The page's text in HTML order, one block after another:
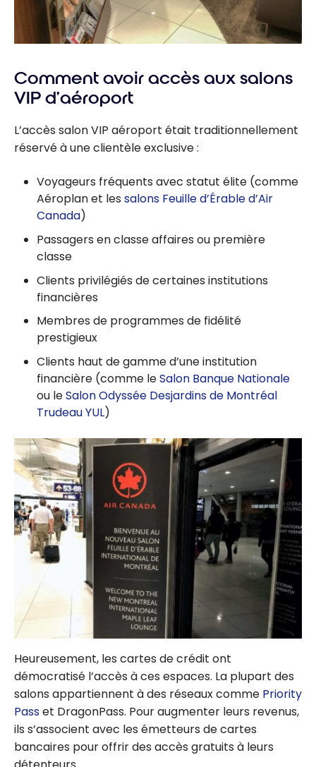
Comment avoir accès aux salons
VIP d’aéroport
L’accès salon VIP aéroport était traditionnellement
réservé à une clientèle exclusive :
Voyageurs fréquents avec statut élite (comme
Aéroplan et les salons Feuille d’Érable d’Air
Canada)
Passagers en classe affaires ou première
classe
Clients privilégiés de certaines institutions
financières
Membres de programmes de fidélité
prestigieux
Clients haut de gamme d’une institution
financière (comme leSalon Banque Nationale
ou leSalon Odyssée Desjardins de Montréal
TrudeauYUL)
Heureusement, les cartes de crédit ont
démocratisé l’accès à ces espaces. La plupart des
salons appartiennent à des réseaux comme Priority
Passet DragonPass. Pour augmenter leurs revenus,
ils s’associent avec les émetteurs de cartes
bancaires pour offrir des accès gratuits à leurs